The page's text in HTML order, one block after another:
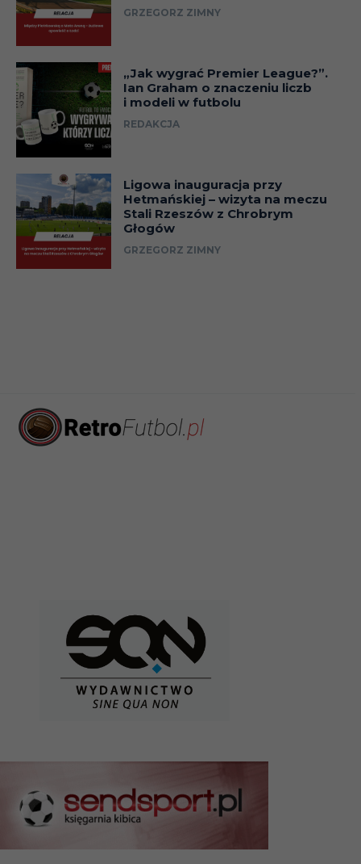
GRZEGORZ ZIMNY
„Jak wygrać Premier League?”.
Ian Graham o znaczeniu liczb
i modeli w futbolu
REDAKCJA
Ligowa inauguracja przy
Hetmańskiej – wizyta na meczu
Stali Rzeszów z Chrobrym
Głogów
GRZEGORZ ZIMNY